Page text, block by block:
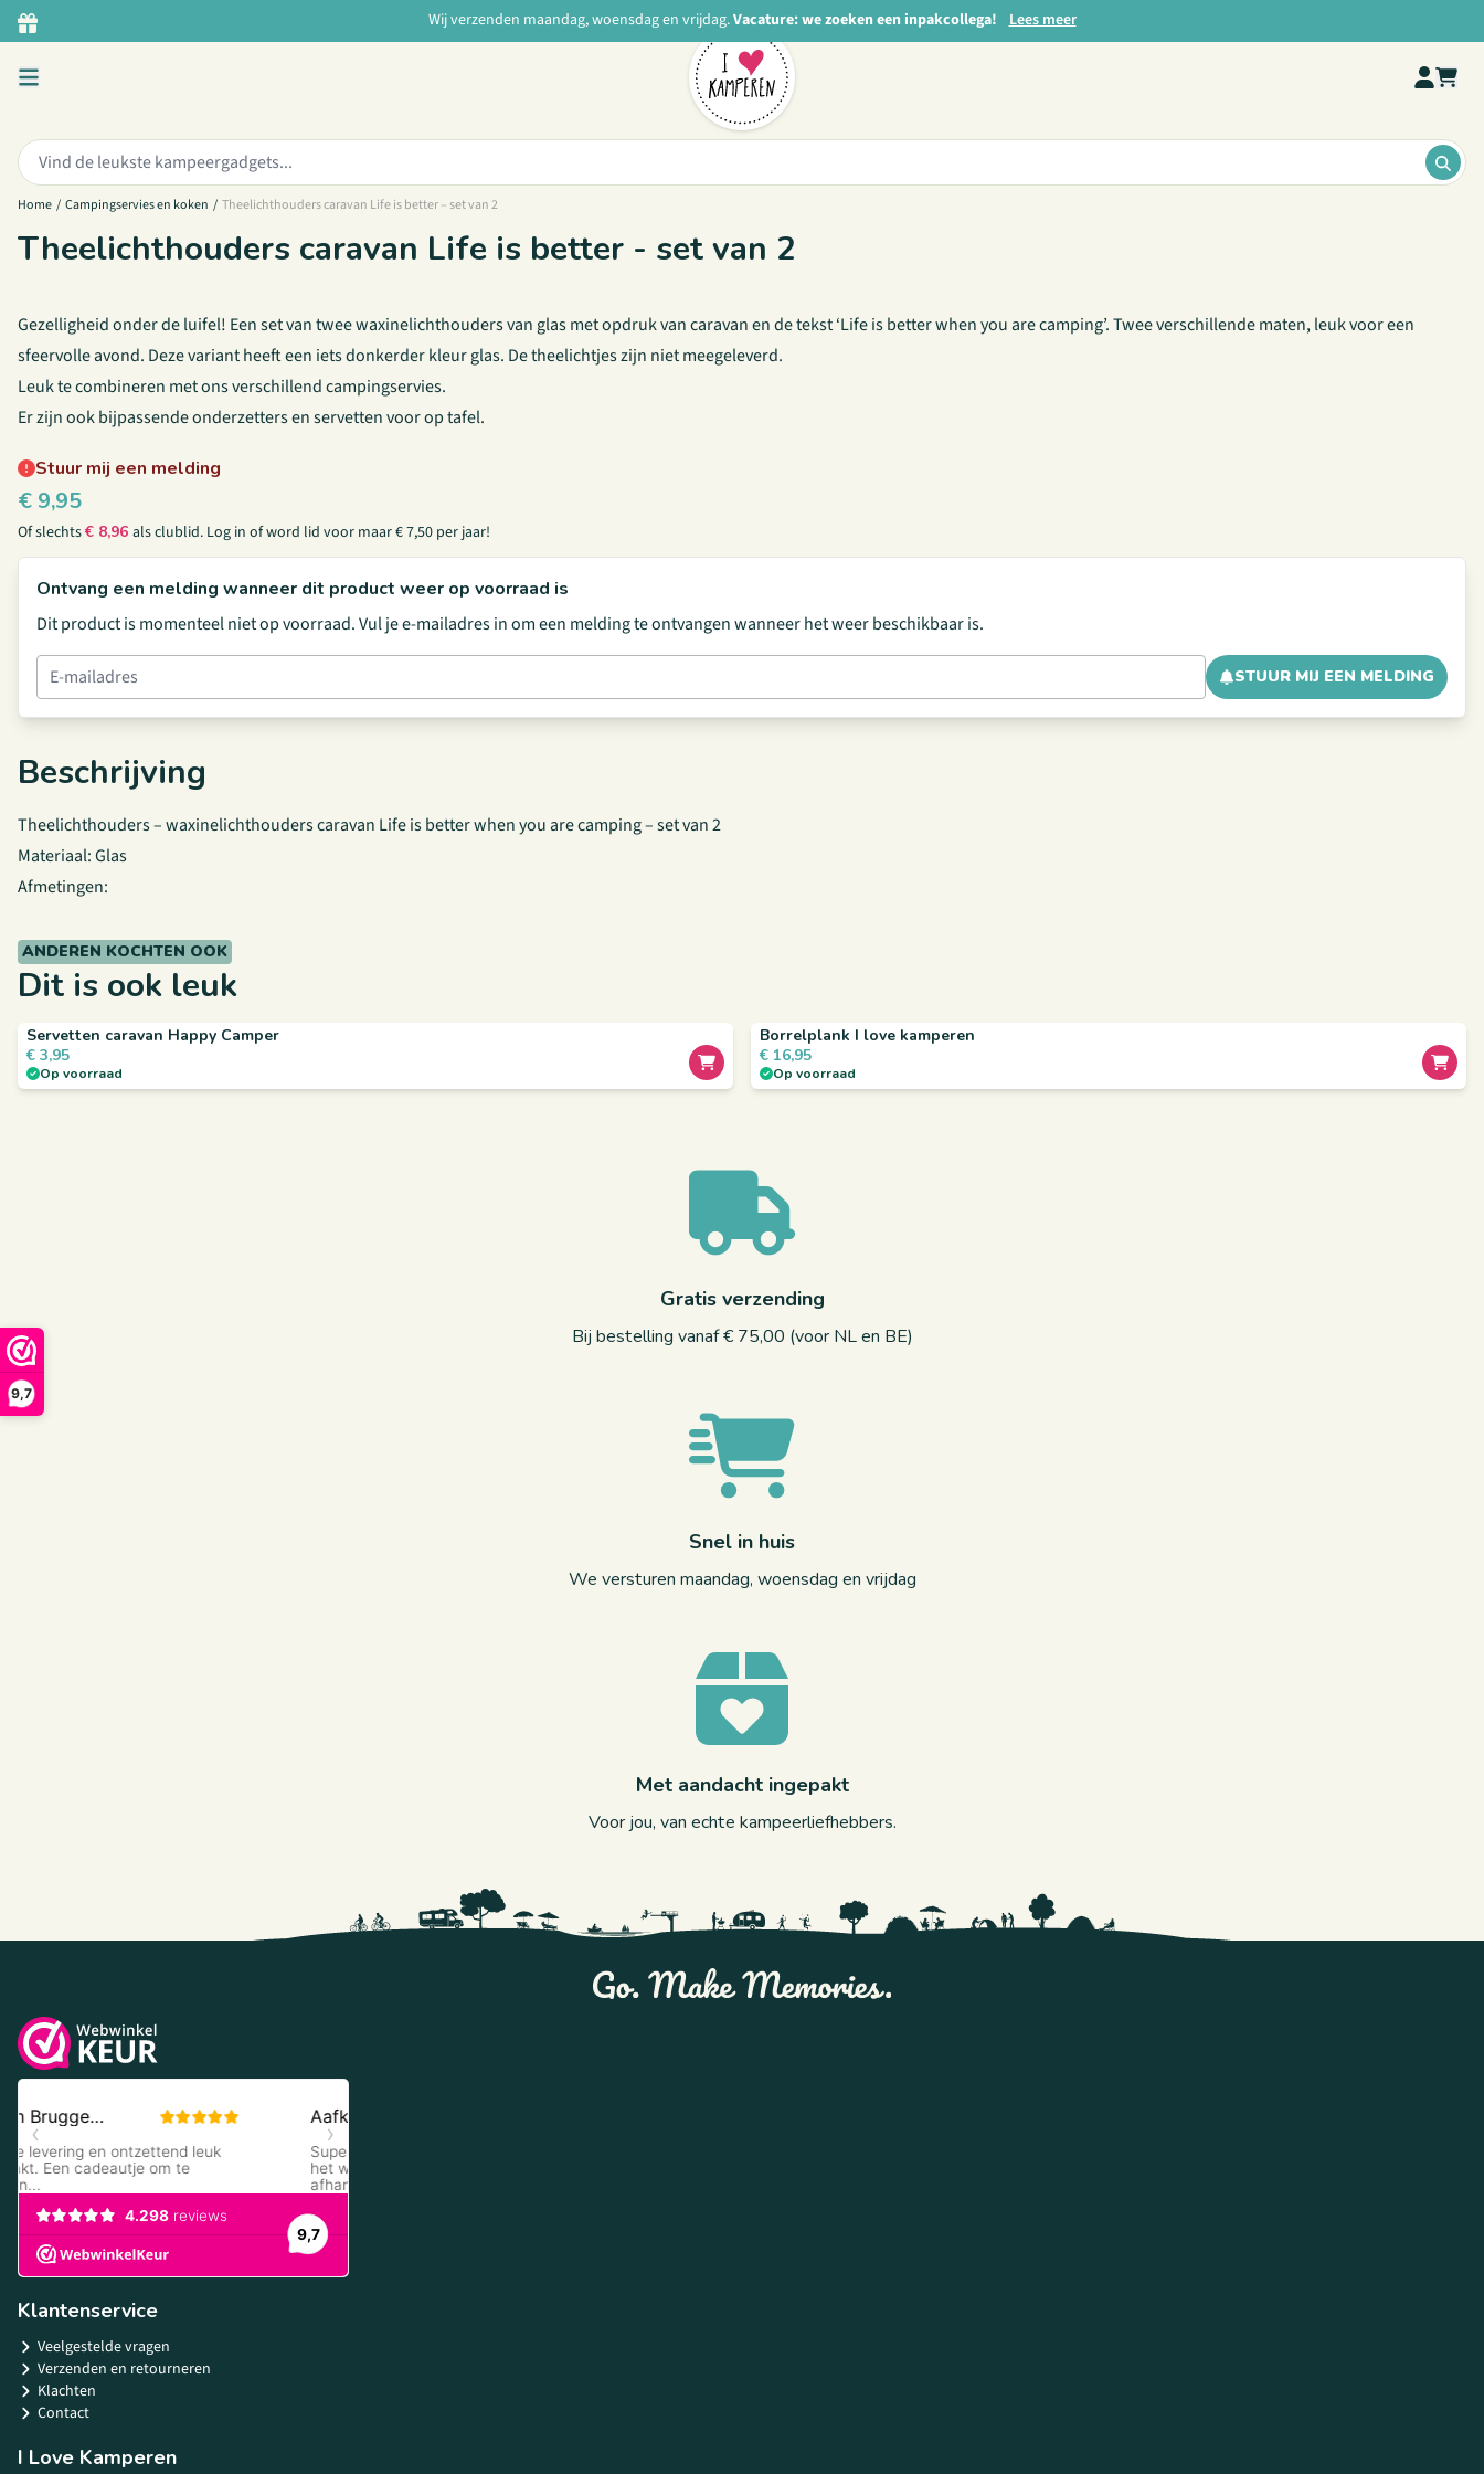
9,7
Ga naar de inhoud Wij verzenden maandag, woensdag en vrijdag.Vacature: we zoeken een inpakcollega! Lees meer
Zoeken:
Home / Campingservies en koken / Theelichthouders caravan Life is better – set van 2
Theelichthouders caravan Life is better - set van 2
Gezelligheid onder de luifel! Een set van twee waxinelichthouders van glas met opdruk van caravan en de tekst ‘Life is better when you are camping’. Twee verschillende maten, leuk voor een
sfeervolle avond. Deze variant heeft een iets donkerder kleur glas. De theelichtjes zijn niet meegeleverd.
Leuk te combineren met ons verschillend campingservies.
Er zijn ook bijpassendeonderzettersenservettenvoor op tafel.
Stuur mij een melding
€ 9,95
Of slechts€ 8,96 als clublid. Log in ofword lid voor maar € 7,50 per jaar!
Ontvang een melding wanneer dit product weer op voorraad is
Dit product is momenteel niet op voorraad. Vul je e-mailadres in om een melding te ontvangen wanneer het weer beschikbaar is.
STUUR MIJ EEN MELDING
Beschrijving
Theelichthouders – waxinelichthouders caravan Life is better when you are camping – set van 2
Materiaal: Glas
Afmetingen:
ANDEREN KOCHTEN OOK
Dit is ook leuk
Servetten caravan Happy Camper
Op voorraad
€ 3,95
Borrelplank I love kamperen
Op voorraad
€ 16,95
Gratis verzending
Bij bestelling vanaf € 75,00 (voor NL en BE)
Snel in huis
We versturen maandag, woensdag en vrijdag
Met aandacht ingepakt
Voor jou, van echte kampeerliefhebbers.
Klantenservice
Veelgestelde vragen
Verzenden en retourneren
Klachten
Contact
I Love Kamperen